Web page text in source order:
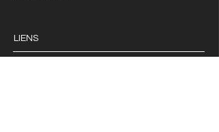
LIENS